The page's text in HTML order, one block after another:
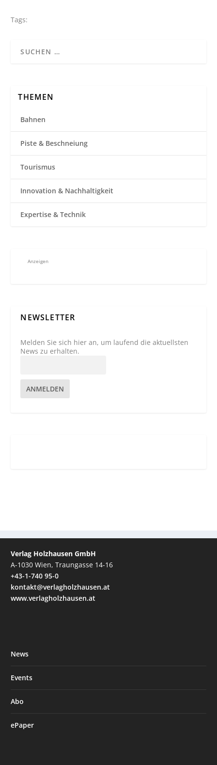
Tags:
THEMEN
Bahnen
Piste & Beschneiung
Tourismus
Innovation & Nachhaltigkeit
Expertise & Technik
Anzeigen
NEWSLETTER
Melden Sie sich hier an, um laufend die aktuellsten
News zu erhalten.
ANMELDEN
Verlag Holzhausen GmbH
A-1030 Wien, Traungasse 14-16
+43-1-740 95-0
kontakt@verlagholzhausen.at
www.verlagholzhausen.at
News
Events
Abo
ePaper